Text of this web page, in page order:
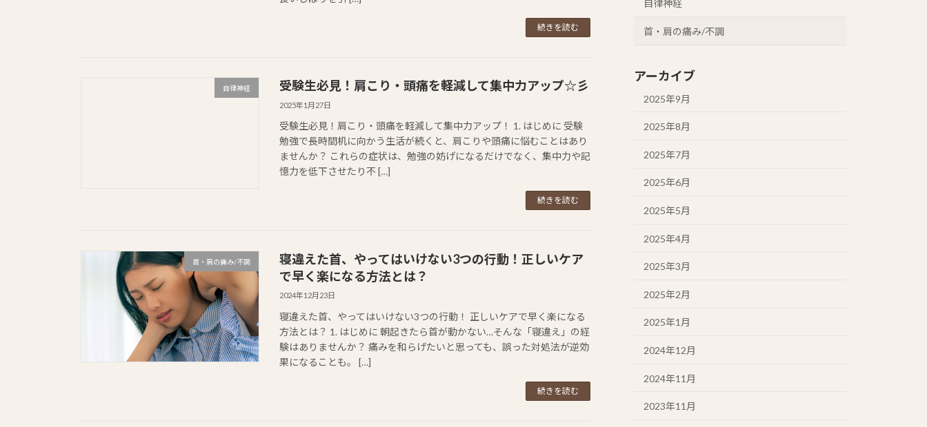
続きを読む
自律神経 受験生必見！肩こり・頭痛を軽減して集中力アップ☆彡
2025年1月27日
受験生必見！肩こり・頭痛を軽減して集中力アップ！ 1. はじめに 受験
勉強で長時間机に向かう生活が続くと、肩こりや頭痛に悩むことはあり
ませんか？ これらの症状は、勉強の妨げになるだけでなく、集中力や記
憶力を低下させたり不 […]
続きを読む
首・肩の痛み/不調
寝違えた首、やってはいけない3つの行動！正しいケア
で早く楽になる方法とは？
2024年12月23日
寝違えた首、やってはいけない3つの行動！ 正しいケアで早く楽になる
方法とは？ 1. はじめに 朝起きたら首が動かない…そんな「寝違え」の経
験はありませんか？ 痛みを和らげたいと思っても、誤った対処法が逆効
果になることも。 […]
続きを読む
自律神経
首・肩の痛み/不調
アーカイブ
2025年9月
2025年8月
2025年7月
2025年6月
2025年5月
2025年4月
2025年3月
2025年2月
2025年1月
2024年12月
2024年11月
2023年11月